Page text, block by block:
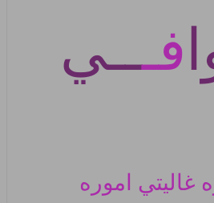
فـــي
غاليتي اموره